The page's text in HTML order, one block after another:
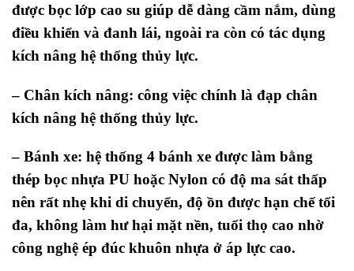
được bọc lớp cao su giúp dễ dàng cầm nắm, dùng
điều khiển và đanh lái, ngoài ra còn có tác dụng
kích nâng hệ thống thủy lực.
– Chân kích nâng: công việc chính là đạp chân
kích nâng hệ thống thủy lực.
– Bánh xe: hệ thống 4 bánh xe được làm bằng
thép bọc nhựa PU hoặc Nylon có độ ma sát thấp
nên rất nhẹ khi di chuyển, độ ồn được hạn chế tối
đa, không làm hư hại mặt nền, tuổi thọ cao nhờ
công nghệ ép đúc khuôn nhựa ở áp lực cao.